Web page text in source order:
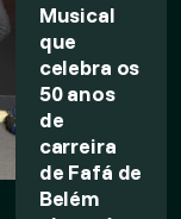
Musical
que
celebra os
50 anos
de
carreira
de Fafá de
Belém